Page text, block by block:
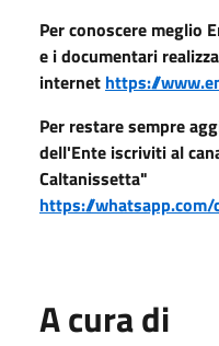
Per conoscere meglio
e i documentari
internet https://
Per restare sempre
dell'Ente iscriviti al
Caltanissetta"
https://whatsapp.com/
A cura di